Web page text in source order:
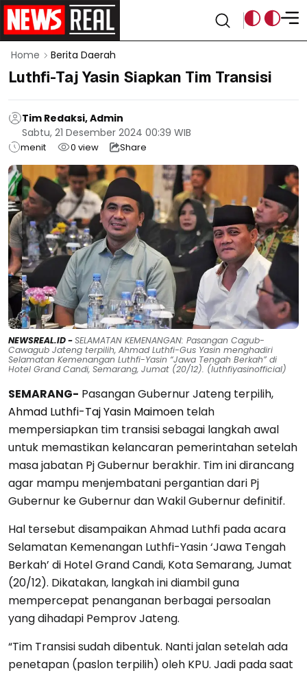
Home Berita Daerah
Luthfi-Taj Yasin Siapkan Tim Transisi
Tim Redaksi, Admin
Sabtu, 21 Desember 2024 00:39 WIB
menit 0 view Share
NEWSREAL.ID -SELAMATAN KEMENANGAN: Pasangan Cagub-
Cawagub Jateng terpilih, Ahmad Luthfi-Gus Yasin menghadiri
Selamatan Kemenangan Luthfi-Yasin “Jawa Tengah Berkah” di
Hotel Grand Candi, Semarang, Jumat (20/12). (luthfiyasinofficial)
SEMARANG- Pasangan Gubernur Jateng terpilih,
Ahmad Luthfi-Taj Yasin Maimoen telah
mempersiapkan tim transisi sebagai langkah awal
untuk memastikan kelancaran pemerintahan setelah
masa jabatan Pj Gubernur berakhir. Tim ini dirancang
agar mampu menjembatani pergantian dari Pj
Gubernur ke Gubernur dan Wakil Gubernur definitif.
Hal tersebut disampaikan Ahmad Luthfi pada acara
Selamatan Kemenangan Luthfi-Yasin ‘Jawa Tengah
Berkah’ di Hotel Grand Candi, Kota Semarang, Jumat
(20/12). Dikatakan, langkah ini diambil guna
mempercepat penanganan berbagai persoalan
yang dihadapi Pemprov Jateng.
“Tim Transisi sudah dibentuk. Nanti jalan setelah ada
penetapan (paslon terpilih) oleh KPU. Jadi pada saat